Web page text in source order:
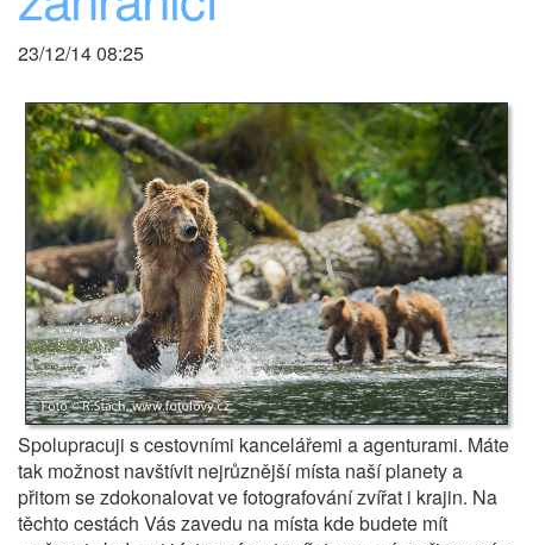
23/12/14 08:25
Spolupracuji s cestovními kancelářemi a agenturami. Máte
tak možnost navštívit nejrůznější místa naší planety a
přitom se zdokonalovat ve fotografování zvířat i krajin. Na
těchto cestách Vás zavedu na místa kde budete mít